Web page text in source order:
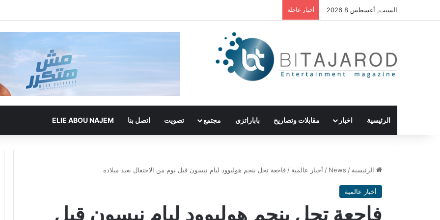
السبت, أغسطس 8 2026 أخبار عاجلة
الرئيسية اخبار مقابلات وتصاريح باباراتزي مجتمع تصويت اتصل بنا ELIE ABOU NAJEM
الرئيسية /
News
/ أخبار عالمية / فاجعة تحل بنجم هوليوود ليام نيسون قبل يوم من الاحتفال بعيد ميلاده
أخبار عالمية
فاجعة تحل بنجم هوليوود ليام نيسون قبل